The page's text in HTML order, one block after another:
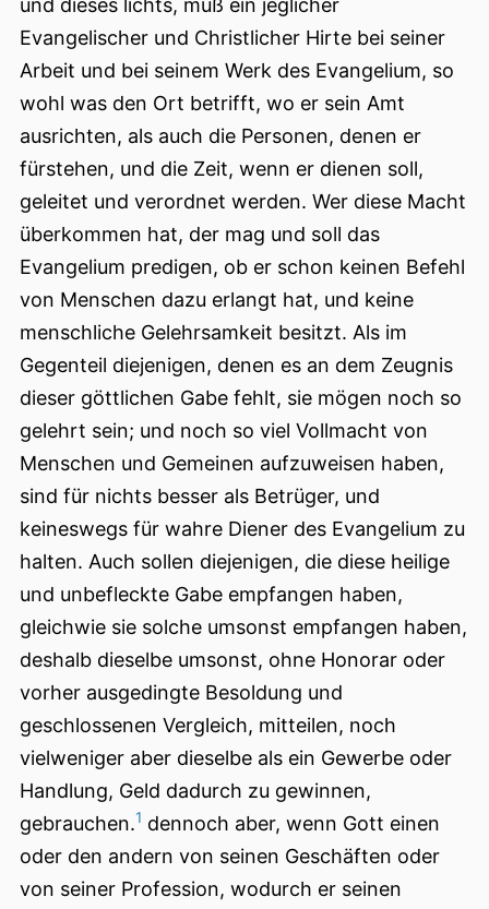
und dieses lichts, muß ein jeglicher
Evangelischer und Christlicher Hirte bei seiner
Arbeit und bei seinem Werk des Evangelium, so
wohl was den Ort betrifft, wo er sein Amt
ausrichten, als auch die Personen, denen er
fürstehen, und die Zeit, wenn er dienen soll,
geleitet und verordnet werden. Wer diese Macht
überkommen hat, der mag und soll das
Evangelium predigen, ob er schon keinen Befehl
von Menschen dazu erlangt hat, und keine
menschliche Gelehrsamkeit besitzt. Als im
Gegenteil diejenigen, denen es an dem Zeugnis
dieser göttlichen Gabe fehlt, sie mögen noch so
gelehrt sein; und noch so viel Vollmacht von
Menschen und Gemeinen aufzuweisen haben,
sind für nichts besser als Betrüger, und
keineswegs für wahre Diener des Evangelium zu
halten. Auch sollen diejenigen, die diese heilige
und unbefleckte Gabe empfangen haben,
gleichwie sie solche umsonst empfangen haben,
deshalb dieselbe umsonst, ohne Honorar oder
vorher ausgedingte Besoldung und
geschlossenen Vergleich, mitteilen, noch
vielweniger aber dieselbe als ein Gewerbe oder
Handlung, Geld dadurch zu gewinnen,
gebrauchen.1 dennoch aber, wenn Gott einen
oder den andern von seinen Geschäften oder
von seiner Profession, wodurch er seinen